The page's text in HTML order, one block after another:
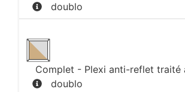
doublo
Complet - Plexi anti-reflet traité
doublo